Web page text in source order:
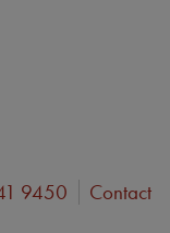
9450
Contact